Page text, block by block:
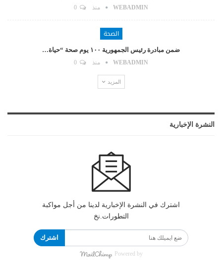
WEBADMIN منذ
الصحة
ضمن مبادرة رئيس الجمهورية ١٠٠ يوم صحة “حياة…
WEBADMIN منذ
المزيد
النشرة الإخبارية
اشترك في النشرة الإخبارية لدينا من أجل مواكبة
التطورات.نخ
اشترك
Powered by